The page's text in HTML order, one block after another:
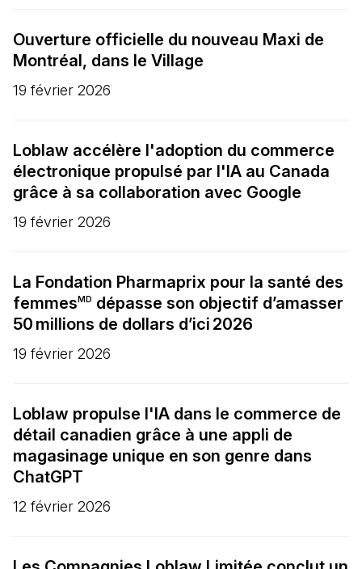
Ouverture officielle du nouveau Maxi de
Montréal, dans le Village
19 février 2026
Loblaw accélère l'adoption du commerce
électronique propulsé par l'IA au Canada
grâce à sa collaboration avec Google
19 février 2026
La Fondation Pharmaprix pour la santé des
femmes MD dépasse son objectif d’amasser
50 millions de dollars d’ici 2026
19 février 2026
Loblaw propulse l'IA dans le commerce de
détail canadien grâce à une appli de
magasinage unique en son genre dans
ChatGPT
12 février 2026